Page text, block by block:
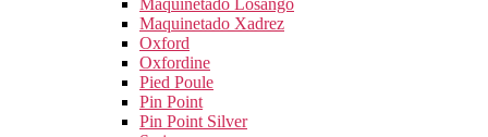
Maquinetado Losango
Maquinetado Xadrez
Oxford
Oxfordine
Pied Poule
Pin Point
Pin Point Silver